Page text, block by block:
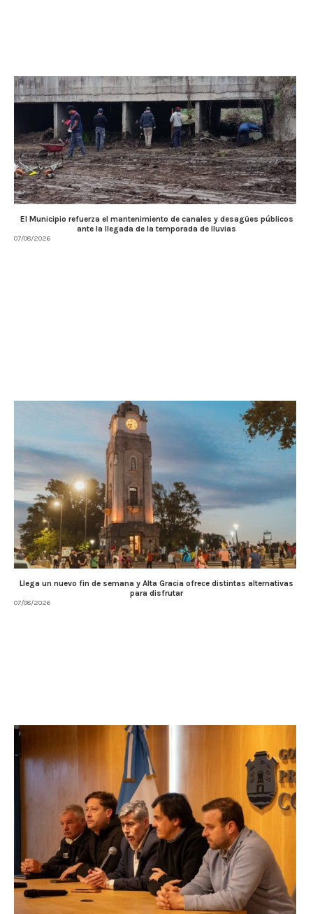
El Municipio refuerza el mantenimiento de canales y desagües públicos
ante la llegada de la temporada de lluvias
07/08/2026
Llega un nuevo fin de semana y Alta Gracia ofrece distintas alternativas
para disfrutar
07/08/2026